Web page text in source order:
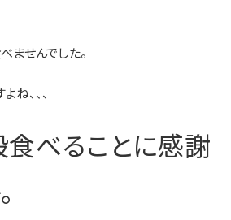
ませんでした。
ね、、、
べることに感謝